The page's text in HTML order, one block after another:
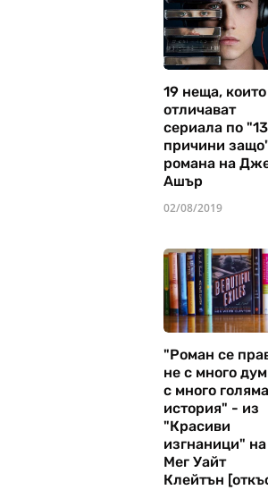
19 неща, които
отличават
сериала по "13
причини
романа на
Ашър
02/08/2019
"Роман се
не с много
с много голяма
история" - из
"Красиви
изгнаници" на
Мег Уайт
Клейтън